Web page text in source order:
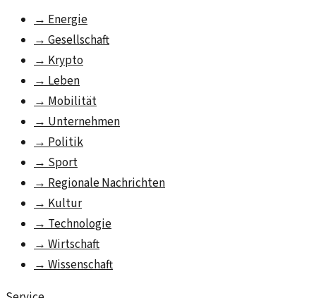
→Energie
→Gesellschaft
→Krypto
→Leben
→Mobilität
→Unternehmen
→Politik
→Sport
→Regionale Nachrichten
→Kultur
→Technologie
→Wirtschaft
→Wissenschaft